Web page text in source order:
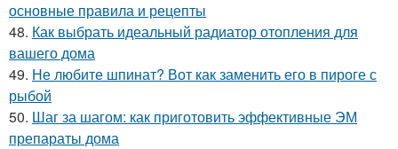
основные правила и рецепты
48. Как выбрать идеальный радиатор отопления для
вашего дома
49. Не любите шпинат? Вот как заменить его в пироге с
рыбой
50. Шаг за шагом: как приготовить эффективные ЭМ
препараты дома